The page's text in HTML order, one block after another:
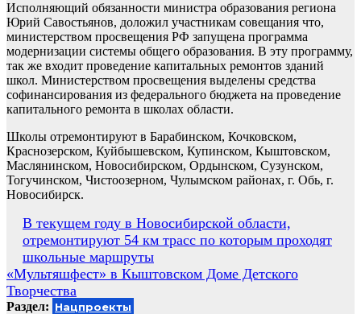
Исполняющий обязанности министра образования региона
Юрий Савостьянов, доложил участникам совещания что,
министерством просвещения РФ запущена программа
модернизации системы общего образования. В эту программу,
так же входит проведение капитальных ремонтов зданий
школ. Министерством просвещения выделены средства
софинансирования из федерального бюджета на проведение
капитального ремонта в школах области.
Школы отремонтируют в Барабинском, Кочковском,
Краснозерском, Куйбышевском, Купинском, Кыштовском,
Маслянинском, Новосибирском, Ордынском, Сузунском,
Тогучинском, Чистоозерном, Чулымском районах, г. Обь, г.
Новосибирск.
Навигация
по
записям
В текущем году в Новосибирской области,
отремонтируют 54 км трасс по которым проходят
школьные маршруты
«Мультяшфест» в Кыштовском Доме Детского
Творчества
Раздел: Нацпроекты